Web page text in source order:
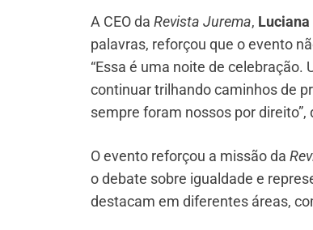
A CEO da Revista Jurema,
palavras, reforçou que o evento
“Essa é uma noite de
continuar trilhando caminhos de
sempre foram nossos por
O evento reforçou a missão da
o debate sobre igualdade e
destacam em diferentes áreas,